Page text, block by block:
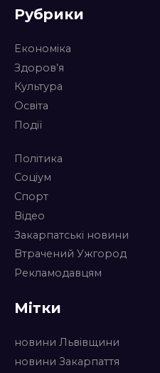
Рубрики
Економіка
Здоров’я
Культура
Освіта
Події
Політика
Соціум
Спорт
Відео
Закарпатські новини
Втрачений Ужгород
Рекламодавцям
Мітки
новини Львівщини
новини Закарпаття